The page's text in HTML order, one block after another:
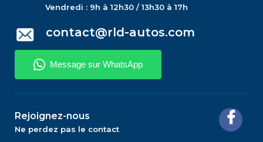
Vendredi : 9h à 12h30 / 13h30 à 17h
contact@rld-autos.com
Rejoignez-nous
Ne perdez pas le contact